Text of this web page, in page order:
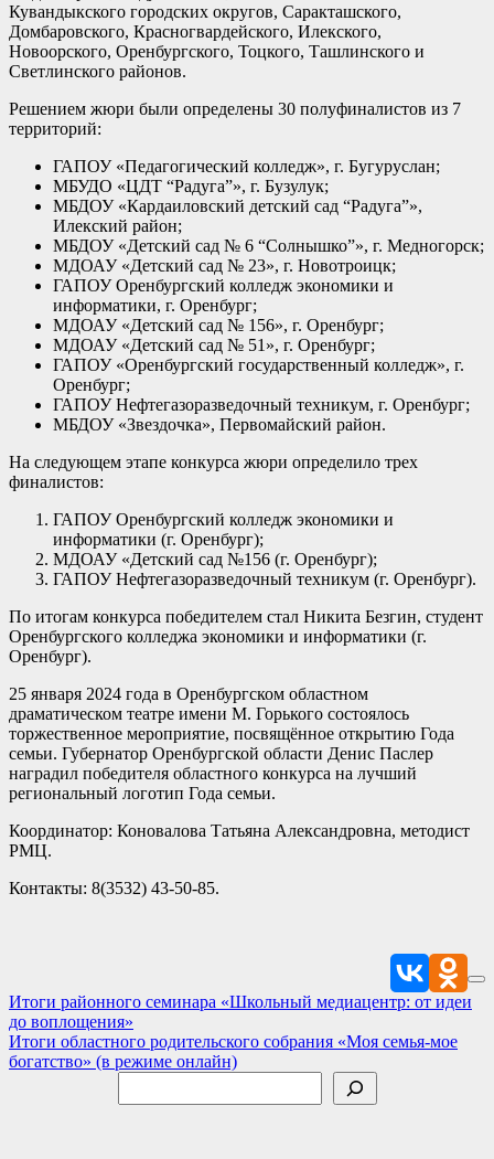
Кувандыкского городских округов, Саракташского,
Домбаровского, Красногвардейского, Илекского,
Новоорского, Оренбургского, Тоцкого, Ташлинского и
Светлинского районов.
Решением жюри были определены 30 полуфиналистов из 7
территорий:
ГАПОУ «Педагогический колледж», г. Бугуруслан;
МБУДО «ЦДТ “Радуга”», г. Бузулук;
МБДОУ «Кардаиловский детский сад “Радуга”»,
Илекский район;
МБДОУ «Детский сад № 6 “Солнышко”», г. Медногорск;
МДОАУ «Детский сад № 23», г. Новотроицк;
ГАПОУ Оренбургский колледж экономики и
информатики, г. Оренбург;
МДОАУ «Детский сад № 156», г. Оренбург;
МДОАУ «Детский сад № 51», г. Оренбург;
ГАПОУ «Оренбургский государственный колледж», г.
Оренбург;
ГАПОУ Нефтегазоразведочный техникум, г. Оренбург;
МБДОУ «Звездочка», Первомайский район.
На следующем этапе конкурса жюри определило трех
финалистов:
ГАПОУ Оренбургский колледж экономики и
информатики (г. Оренбург);
МДОАУ «Детский сад №156 (г. Оренбург);
ГАПОУ Нефтегазоразведочный техникум (г. Оренбург).
По итогам конкурса победителем стал Никита Безгин, студент
Оренбургского колледжа экономики и информатики (г.
Оренбург).
25 января 2024 года в Оренбургском областном
драматическом театре имени М. Горького состоялось
торжественное мероприятие, посвящённое открытию Года
семьи. Губернатор Оренбургской области Денис Паслер
наградил победителя областного конкурса на лучший
региональный логотип Года семьи.
Координатор: Коновалова Татьяна Александровна, методист
РМЦ.
Контакты: 8(3532) 43-50-85.
Навигация
по
записям
Итоги районного семинара «Школьный медиацентр: от идеи
до воплощения»
Итоги областного родительского собрания «Моя семья-мое
богатство» (в режиме онлайн)